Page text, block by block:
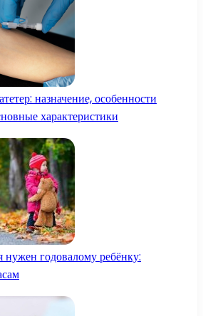
назначение, особенности
характеристики
годовалому ребёнку: